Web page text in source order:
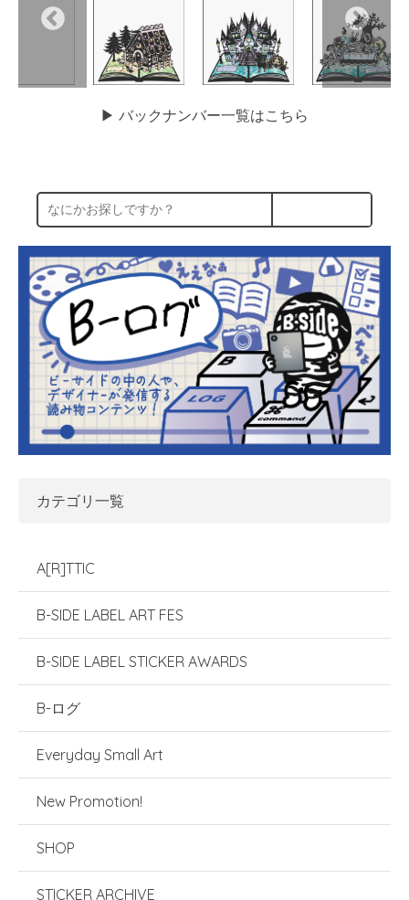
▶︎ バックナンバー一覧はこちら
カテゴリ一覧
A[R]TTIC
B-SIDE LABEL ART FES
B-SIDE LABEL STICKER AWARDS
B-ログ
Everyday Small Art
New Promotion!
SHOP
STICKER ARCHIVE